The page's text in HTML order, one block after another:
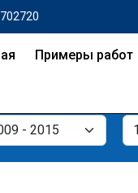
Примеры работ